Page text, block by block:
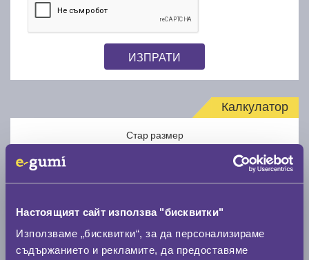
Настоящият сайт използва "бисквитки"
Използваме „бисквитки“, за да персонализираме
съдържанието и рекламите, да предоставяме
ИЗПРАТИ
Калкулатор
Стар размер
Нов размер